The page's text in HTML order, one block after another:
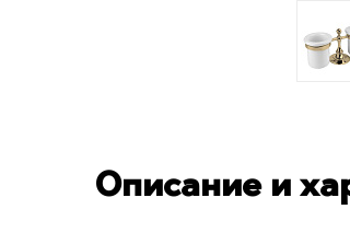
Описание и